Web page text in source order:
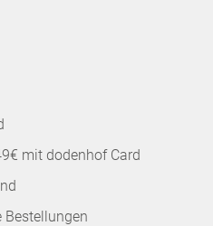
mit dodenhof Card
Bestellungen